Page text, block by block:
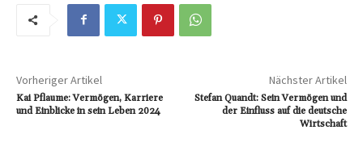
Vorheriger Artikel
Kai Pflaume: Vermögen, Karriere
und Einblicke in sein Leben 2024
Nächster Artikel
Stefan Quandt: Sein Vermögen und
der Einfluss auf die deutsche
Wirtschaft